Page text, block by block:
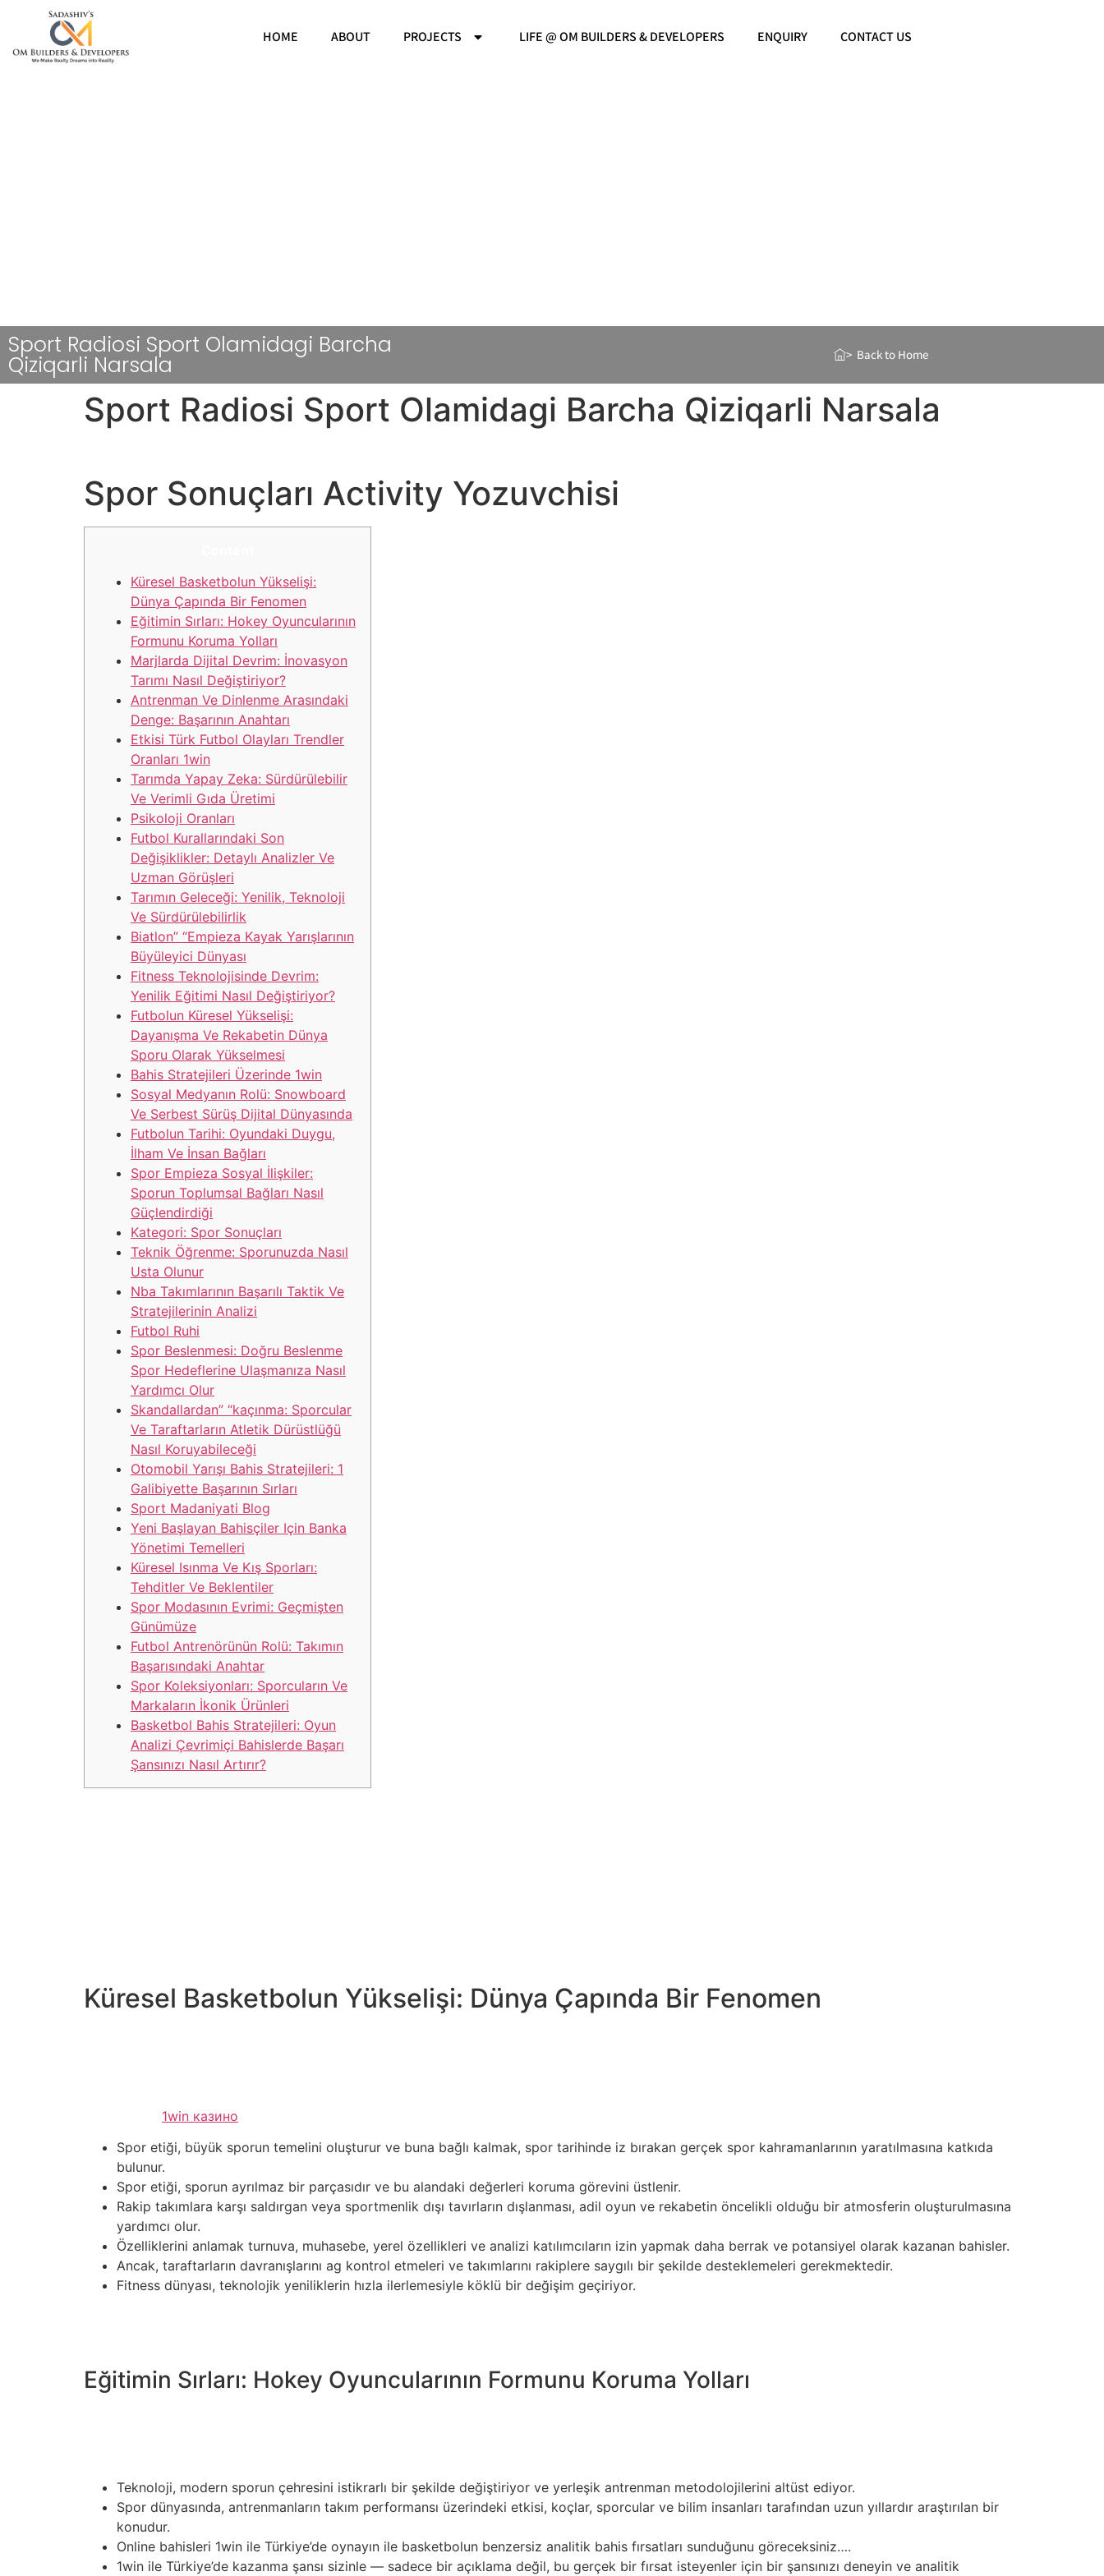
HOME ABOUT PROJECTS LIFE @ OM BUILDERS & DEVELOPERS ENQUIRY CONTACT US
Sport Radiosi Sport Olamidagi Barcha
Qiziqarli Narsala > Back to Home
Sport Radiosi Sport Olamidagi Barcha Qiziqarli Narsala
Spor Sonuçları Activity Yozuvchisi
Küresel Basketbolun Yükselişi:
Dünya Çapında Bir Fenomen
Eğitimin Sırları: Hokey Oyuncularının
Formunu Koruma Yolları
Marjlarda Dijital Devrim: İnovasyon
Tarımı Nasıl Değiştiriyor?
Antrenman Ve Dinlenme Arasındaki
Denge: Başarının Anahtarı
Etkisi Türk Futbol Olayları Trendler
Oranları 1win
Tarımda Yapay Zeka: Sürdürülebilir
Ve Verimli Gıda Üretimi
Psikoloji Oranları
Futbol Kurallarındaki Son
Değişiklikler: Detaylı Analizler Ve
Uzman Görüşleri
Tarımın Geleceği: Yenilik, Teknoloji
Ve Sürdürülebilirlik
Biatlon” “Empieza Kayak Yarışlarının
Büyüleyici Dünyası
Fitness Teknolojisinde Devrim:
Yenilik Eğitimi Nasıl Değiştiriyor?
Futbolun Küresel Yükselişi:
Dayanışma Ve Rekabetin Dünya
Sporu Olarak Yükselmesi
Bahis Stratejileri Üzerinde 1win
Sosyal Medyanın Rolü: Snowboard
Ve Serbest Sürüş Dijital Dünyasında
Futbolun Tarihi: Oyundaki Duygu,
İlham Ve İnsan Bağları
Spor Empieza Sosyal İlişkiler:
Sporun Toplumsal Bağları Nasıl
Güçlendirdiği
Kategori: Spor Sonuçları
Teknik Öğrenme: Sporunuzda Nasıl
Usta Olunur
Nba Takımlarının Başarılı Taktik Ve
Stratejilerinin Analizi
Futbol Ruhi
Spor Beslenmesi: Doğru Beslenme
Spor Hedeflerine Ulaşmanıza Nasıl
Yardımcı Olur
Skandallardan” “kaçınma: Sporcular
Ve Taraftarların Atletik Dürüstlüğü
Nasıl Koruyabileceği
Otomobil Yarışı Bahis Stratejileri: 1
Galibiyette Başarının Sırları
Sport Madaniyati Blog
Yeni Başlayan Bahisçiler Için Banka
Yönetimi Temelleri
Küresel Isınma Ve Kış Sporları:
Tehditler Ve Beklentiler
Spor Modasının Evrimi: Geçmişten
Günümüze
Futbol Antrenörünün Rolü: Takımın
Başarısındaki Anahtar
Spor Koleksiyonları: Sporcuların Ve
Markaların İkonik Ürünleri
Basketbol Bahis Stratejileri: Oyun
Analizi Çevrimiçi Bahislerde Başarı
Şansınızı Nasıl Artırır?
Küresel Basketbolun Yükselişi: Dünya Çapında Bir Fenomen
1win казино
Spor etiği, büyük sporun temelini oluşturur ve buna bağlı kalmak, spor tarihinde iz bırakan gerçek spor kahramanlarının yaratılmasına katkıda
bulunur.
Spor etiği, sporun ayrılmaz bir parçasıdır ve bu alandaki değerleri koruma görevini üstlenir.
Rakip takımlara karşı saldırgan veya sportmenlik dışı tavırların dışlanması, adil oyun ve rekabetin öncelikli olduğu bir atmosferin oluşturulmasına
yardımcı olur.
Özelliklerini anlamak turnuva, muhasebe, yerel özellikleri ve analizi katılımcıların izin yapmak daha berrak ve potansiyel olarak kazanan bahisler.
Ancak, taraftarların davranışlarını ag kontrol etmeleri ve takımlarını rakiplere saygılı bir şekilde desteklemeleri gerekmektedir.
Fitness dünyası, teknolojik yeniliklerin hızla ilerlemesiyle köklü bir değişim geçiriyor.
Eğitimin Sırları: Hokey Oyuncularının Formunu Koruma Yolları
Teknoloji, modern sporun çehresini istikrarlı bir şekilde değiştiriyor ve yerleşik antrenman metodolojilerini altüst ediyor.
Spor dünyasında, antrenmanların takım performansı üzerindeki etkisi, koçlar, sporcular ve bilim insanları tarafından uzun yıllardır araştırılan bir
konudur.
Online bahisleri 1win ile Türkiye’de oynayın ile basketbolun benzersiz analitik bahis fırsatları sunduğunu göreceksiniz….
1win ile Türkiye’de kazanma şansı sizinle — sadece bir açıklama değil, bu gerçek bir fırsat isteyenler için bir şansınızı deneyin ve analitik